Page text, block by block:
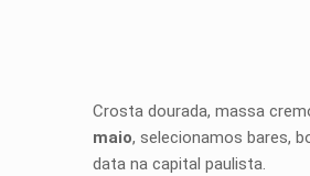
Crosta dourada, massa
maio, selecionamos bares,
data na capital paulista.